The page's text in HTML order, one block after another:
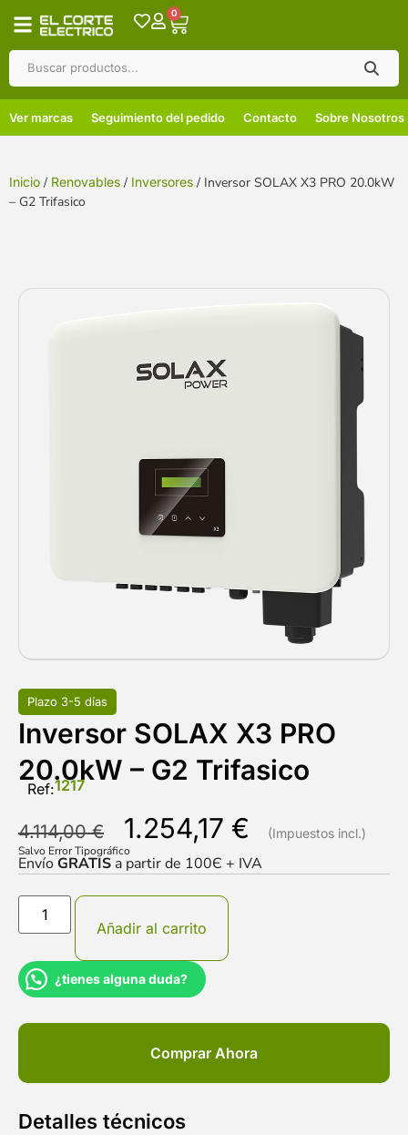
0
Ver marcas Seguimiento del pedido Contacto Sobre Nosotros
Inicio / Renovables / Inversores / Inversor SOLAX X3 PRO 20.0kW
– G2 Trifasico
Plazo 3-5 días
Inversor SOLAX X3 PRO
20.0kW – G2 Trifasico
Ref:1217
4.114,00€ 1.254,17 €
Salvo Error Tipográfico
EnvíoGRATIS a partir de 100Є + IVA
Añadir al carrito
¿tienes alguna duda?
Comprar Ahora
Detalles técnicos